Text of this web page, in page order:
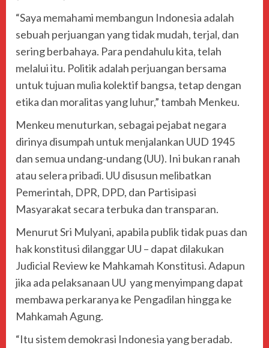
“Saya memahami membangun Indonesia adalah
sebuah perjuangan yang tidak mudah, terjal, dan
sering berbahaya. Para pendahulu kita, telah
melalui itu. Politik adalah perjuangan bersama
untuk tujuan mulia kolektif bangsa, tetap dengan
etika dan moralitas yang luhur,” tambah Menkeu.
Menkeu menuturkan, sebagai pejabat negara
dirinya disumpah untuk menjalankan UUD 1945
dan semua undang-undang (UU). Ini bukan ranah
atau selera pribadi. UU disusun melibatkan
Pemerintah, DPR, DPD, dan Partisipasi
Masyarakat secara terbuka dan transparan.
Menurut Sri Mulyani, apabila publik tidak puas dan
hak konstitusi dilanggar UU – dapat dilakukan
Judicial Review ke Mahkamah Konstitusi. Adapun
jika ada pelaksanaan UU yang menyimpang dapat
membawa perkaranya ke Pengadilan hingga ke
Mahkamah Agung.
“Itu sistem demokrasi Indonesia yang beradab.